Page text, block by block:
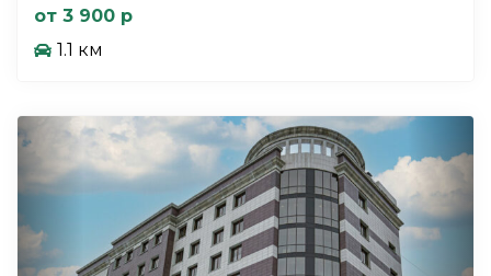
от 3 900 р
1.1 км